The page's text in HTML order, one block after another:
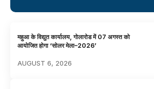
महुआ के विद्युत कार्यालय, गोलारोड में 07 अगस्त को
आयोजित होगा ‘सोलर मेला–2026’
AUGUST 6, 2026